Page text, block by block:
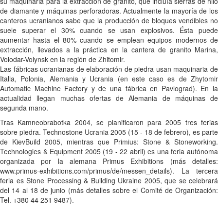
de diamante y máquinas perforadoras. Actualmente la mayoría de los
canteros ucranianos sabe que la producción de bloques vendibles no
suele superar el 30% cuando se usan explosivos. Ésta puede
aumentar hasta el 80% cuando se emplean equipos modernos de
extracción, llevados a la práctica en la cantera de granito Marina,
Volodar-Volynsk en la región de Zhitomir.
Las fábricas ucranianas de elaboración de piedra usan maquinaria de
Italia, Polonia, Alemania y Ucrania (en este caso es de Zhytomir
Automatic Machine Factory y de una fábrica en Pavlograd). En la
actualidad llegan muchas ofertas de Alemania de máquinas de
segunda mano.
Tras Kamneobrabotka 2004, se planificaron para 2005 tres ferias
sobre piedra. Technostone Ucrania 2005 (15 - 18 de febrero), es parte
de KievBuild 2005, mientras que Primius: Stone & Stoneworking.
Technologies & Equipment 2005 (19 - 22 abril) es una feria autónoma
organizada por la alemana Primus Exhibitions (más detalles:
www.primus-exhibitions.com/primus/de/messen_details). La tercera
feria es Stone Processing & Building Ukraine 2005, que se celebrará
del 14 al 18 de junio (más detalles sobre el Comité de Organización:
Tel. +380 44 251 9487).